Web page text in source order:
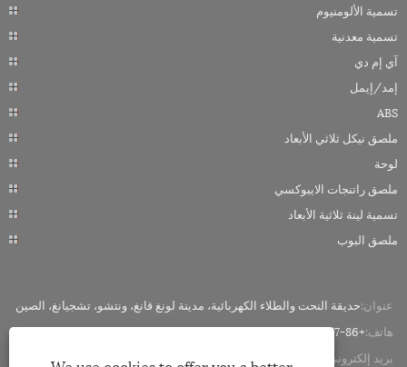
تسمية الألومنيوم
تسمية معدنية
آي إم دي
إمد/إيمل
ABS
ملصق نيكل ثلاثي الأبعاد
لوحة
ملصق راتنجات الايبوكسي
تسمية لينة ثلاثية الأبعاد
ملصق البوب
عنوان:حديقة النحت والطلاء الكهربائية، مدينة لونغ قانغ، ونتشو، تشجيانغ، الصين
هاتف:+86-18858882057
بريد إلكتروني:
miley@minghonglabels.com